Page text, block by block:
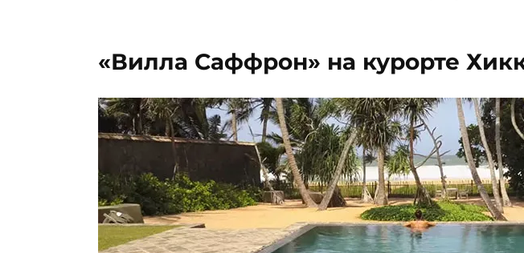
«Вилла Саффрон» на курорте